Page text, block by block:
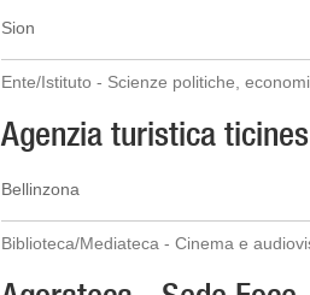
Sion
Ente/Istituto - Scienze politiche,
Agenzia turistica
Bellinzona
Biblioteca/Mediateca - Cinema e